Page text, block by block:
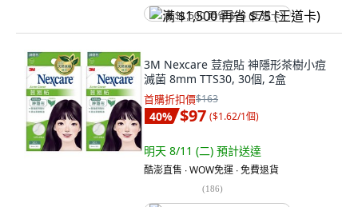
满 $1,500 再省 $75 (王道卡)
3M Nexcare 荳痘貼 神隱形茶樹小痘
滅菌 8mm TTS30, 30個, 2盒
首購折扣價$163
40% $97 ($1.62/1個)
明天 8/11 (二) 預計送達
酷澎直售 ∙ WOW免運 ∙ 免費退貨
(186)